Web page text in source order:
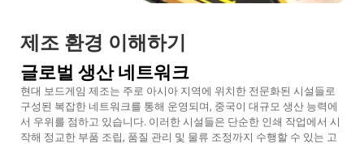
제조 환경 이해하기
글로벌 생산 네트워크
현대 보드게임 제조는 주로 아시아 지역에 위치한 전문화된 시설들로
구성된 복잡한 네트워크를 통해 운영되며, 중국이 대규모 생산 능력에
서 우위를 점하고 있습니다. 이러한 시설들은 단순한 인쇄 작업에서 시
작해 정교한 부품 조립, 품질 관리 및 물류 조정까지 수행할 수 있는 고